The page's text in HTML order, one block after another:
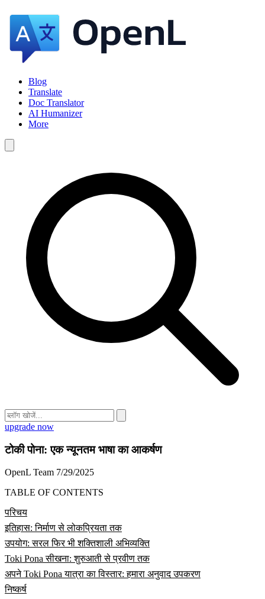
Blog
Translate
Doc Translator
AI Humanizer
More
upgrade now
टोकी पोना: एक न्यूनतम भाषा का आकर्षण
OpenL Team 7/29/2025
TABLE OF CONTENTS
परिचय
इतिहास: निर्माण से लोकप्रियता तक
उपयोग: सरल फिर भी शक्तिशाली अभिव्यक्ति
Toki Pona सीखना: शुरुआती से प्रवीण तक
अपने Toki Pona यात्रा का विस्तार: हमारा अनुवाद उपकरण
निष्कर्ष